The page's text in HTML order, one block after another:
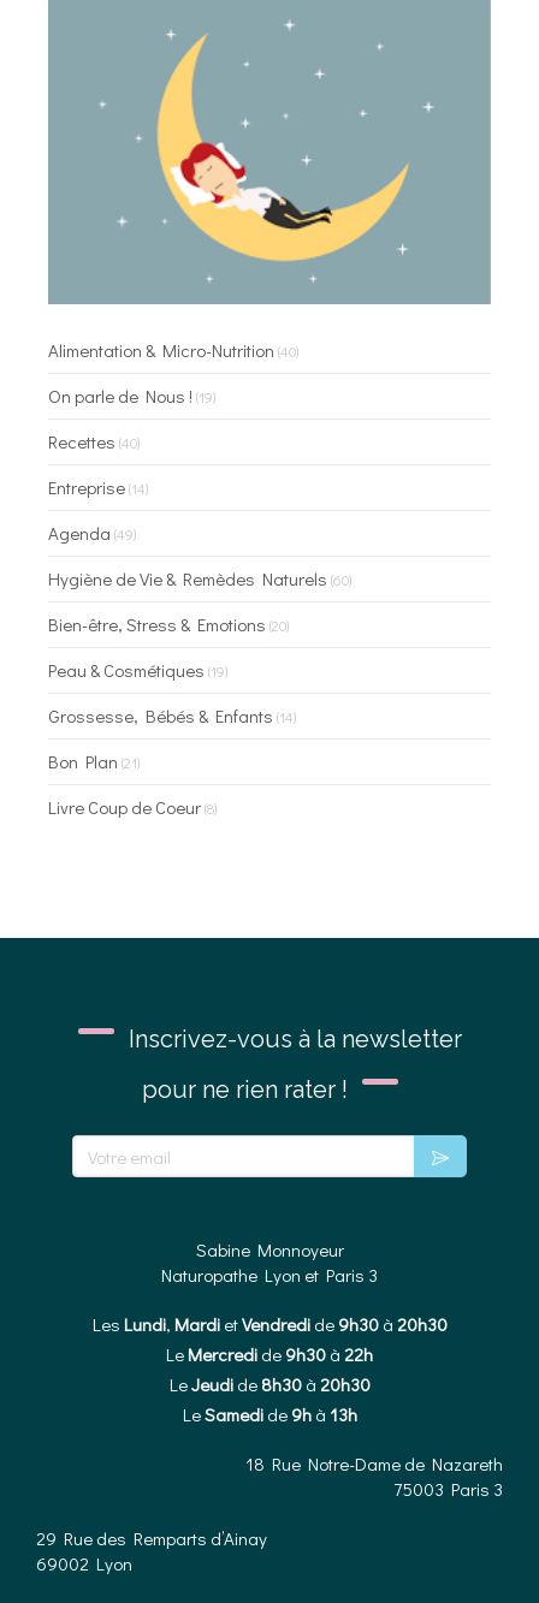
Alimentation & Micro-Nutrition (40)
On parle de Nous ! (19)
Recettes (40)
Entreprise(14)
Agenda (49)
Hygiène de Vie & Remèdes Naturels (60)
Bien-être, Stress & Emotions (20)
Peau & Cosmétiques (19)
Grossesse, Bébés & Enfants (14)
Bon Plan (21)
Livre Coup de Coeur(8)
Inscrivez-vous à la newsletter
pour ne rien rater !
Votre email
Sabine Monnoyeur
Naturopathe Lyon et Paris 3
Les Lundi, MardietVendredide 9h30à 20h30
Le Mercredi de 9h30 à 22h
LeJeudide 8h30à 20h30
LeSamedide 9hà 13h
18 Rue Notre-Dame de Nazareth
75003 Paris 3
29 Rue des Remparts d’Ainay
69002 Lyon